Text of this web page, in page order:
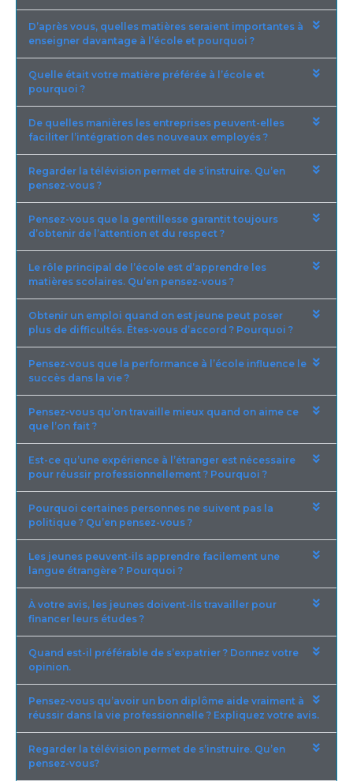
D’après vous, quelles matières seraient importantes à
enseigner davantage à l’école et pourquoi ?
Quelle était votre matière préférée à l’école et
pourquoi ?
De quelles manières les entreprises peuvent-elles
faciliter l’intégration des nouveaux employés ?
Regarder la télévision permet de s’instruire. Qu’en
pensez-vous ?
Pensez-vous que la gentillesse garantit toujours
d’obtenir de l’attention et du respect ?
Le rôle principal de l’école est d’apprendre les
matières scolaires. Qu’en pensez-vous ?
Obtenir un emploi quand on est jeune peut poser
plus de difficultés. Êtes-vous d’accord ? Pourquoi ?
Pensez-vous que la performance à l’école influence le
succès dans la vie ?
Pensez-vous qu’on travaille mieux quand on aime ce
que l’on fait ?
Est-ce qu’une expérience à l’étranger est nécessaire
pour réussir professionnellement ? Pourquoi ?
Pourquoi certaines personnes ne suivent pas la
politique ? Qu’en pensez-vous ?
Les jeunes peuvent-ils apprendre facilement une
langue étrangère ? Pourquoi ?
À votre avis, les jeunes doivent-ils travailler pour
financer leurs études ?
Quand est-il préférable de s’expatrier ? Donnez votre
opinion.
Pensez-vous qu’avoir un bon diplôme aide vraiment à
réussir dans la vie professionnelle ? Expliquez votre avis.
Regarder la télévision permet de s’instruire. Qu’en
pensez-vous?